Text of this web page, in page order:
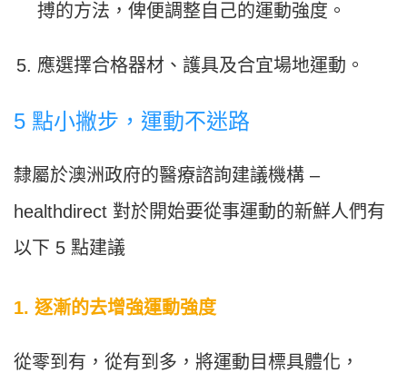
搏的方法，俾便調整自己的運動強度。
應選擇合格器材、護具及合宜場地運動。
5 點小撇步，運動不迷路
隸屬於澳洲政府的醫療諮詢建議機構 –
healthdirect 對於開始要從事運動的新鮮人們有
以下 5 點建議
1. 逐漸的去增強運動強度
從零到有，從有到多，將運動目標具體化，